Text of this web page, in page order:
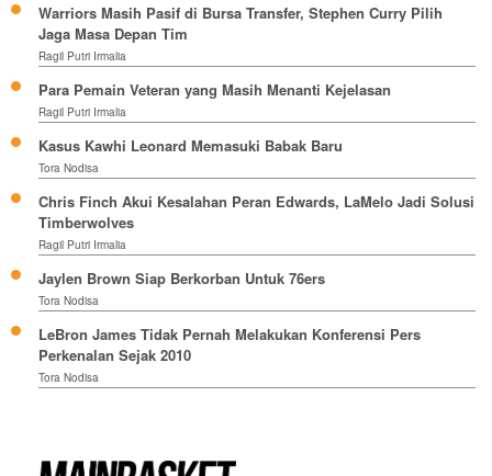
Warriors Masih Pasif di Bursa Transfer, Stephen Curry Pilih
Jaga Masa Depan Tim
Ragil Putri Irmalia
Para Pemain Veteran yang Masih Menanti Kejelasan
Ragil Putri Irmalia
Kasus Kawhi Leonard Memasuki Babak Baru
Tora Nodisa
Chris Finch Akui Kesalahan Peran Edwards, LaMelo Jadi Solusi
Timberwolves
Ragil Putri Irmalia
Jaylen Brown Siap Berkorban Untuk 76ers
Tora Nodisa
LeBron James Tidak Pernah Melakukan Konferensi Pers
Perkenalan Sejak 2010
Tora Nodisa